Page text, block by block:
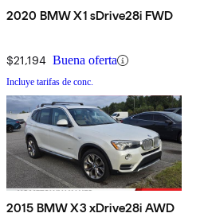
2020 BMW X1 sDrive28i FWD
$21,194 Buena oferta
Incluye tarifas de conc.
2015 BMW X3 xDrive28i AWD